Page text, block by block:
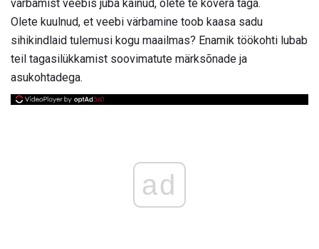
värbamist veebis juba käinud, olete te kõvera taga.
Olete kuulnud, et veebi värbamine toob kaasa sadu
sihikindlaid tulemusi kogu maailmas? Enamik töökohti lubab
teil tagasilükkamist soovimatute märksõnade ja
asukohtadega.
ad